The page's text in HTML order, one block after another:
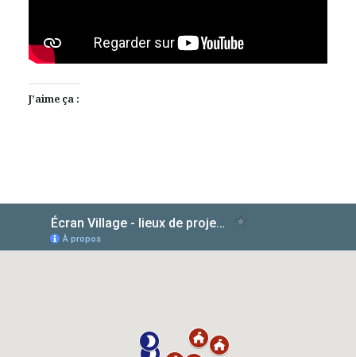
J’aime ça :
AlloCiné